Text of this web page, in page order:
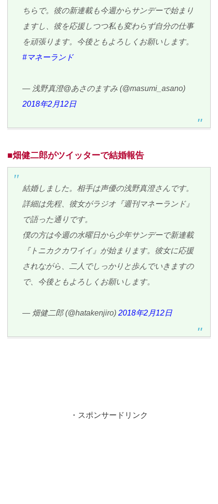
ちらで。彼の新連載も今週からサンデーで始まり
ますし、彼を応援しつつ私も変わらず自分の仕事
を頑張ります。今後ともよろしくお願いします。
#マネーランド
— 浅野真澄@あさのますみ (@masumi_asano)
2018年2月12日
■畑健二郎がツイッターで結婚報告
結婚しました。相手は声優の浅野真澄さんです。
詳細は先程、彼女がラジオ『週刊マネーランド』
で語った通りです。
僕の方は今週の水曜日から少年サンデーで新連載
『トニカクカワイイ』が始まります。彼女に応援
されながら、二人でしっかりと歩んでいきますの
で、今後ともよろしくお願いします。
— 畑健二郎 (@hatakenjiro) 2018年2月12日
・スポンサードリンク